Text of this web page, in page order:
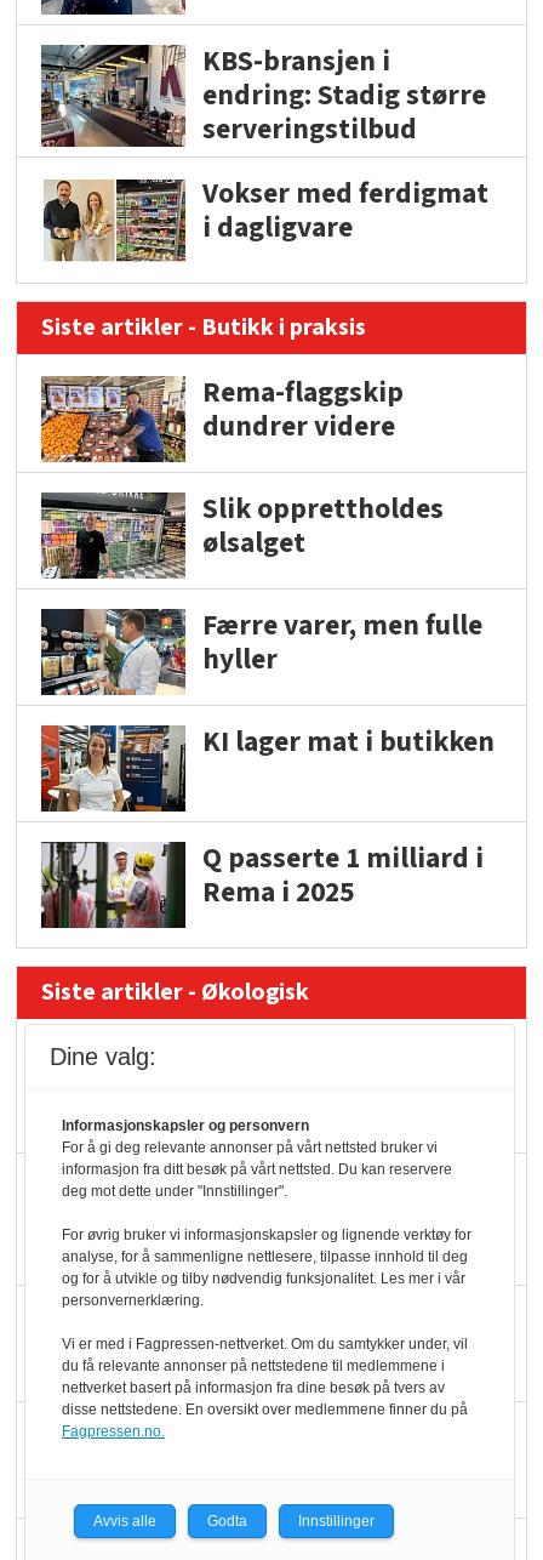
KBS-bransjen i
endring: Stadig større
serveringstilbud
Vokser med ferdigmat
i dagligvare
Siste artikler - Butikk i praksis
Rema-flaggskip
dundrer videre
Slik opprettholdes
ølsalget
Færre varer, men fulle
hyller
KI lager mat i butikken
Q passerte 1 milliard i
Rema i 2025
Siste artikler - Økologisk
melkemangel
Marit Kolby vant
Økologisk Norge sin
hederspris
økologisk i butikkhylla
Dine valg:
Informasjonskapsler og personvern
For å gi deg relevante annonser på vårt nettsted bruker vi
informasjon fra ditt besøk på vårt nettsted. Du kan reservere
deg mot dette under "Innstillinger".
For øvrig bruker vi informasjonskapsler og lignende verktøy for
analyse, for å sammenligne nettlesere, tilpasse innhold til deg
og for å utvikle og tilby nødvendig funksjonalitet. Les mer i vår
personvernerklæring.
Vi er med i Fagpressen-nettverket. Om du samtykker under, vil
du få relevante annonser på nettstedene til medlemmene i
nettverket basert på informasjon fra dine besøk på tvers av
disse nettstedene. En oversikt over medlemmene finner du på
Fagpressen.no.
Avvis alle Godta Innstillinger